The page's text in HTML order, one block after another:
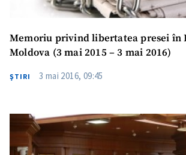
Memoriu privind libertatea presei în
Moldova (3 mai 2015 – 3 mai 2016)
ŞTIRI 3 mai 2016, 09:45
Mesajul știrei
+ Mesajul știrei
Sursă anonimă
Nume+ Numele meu